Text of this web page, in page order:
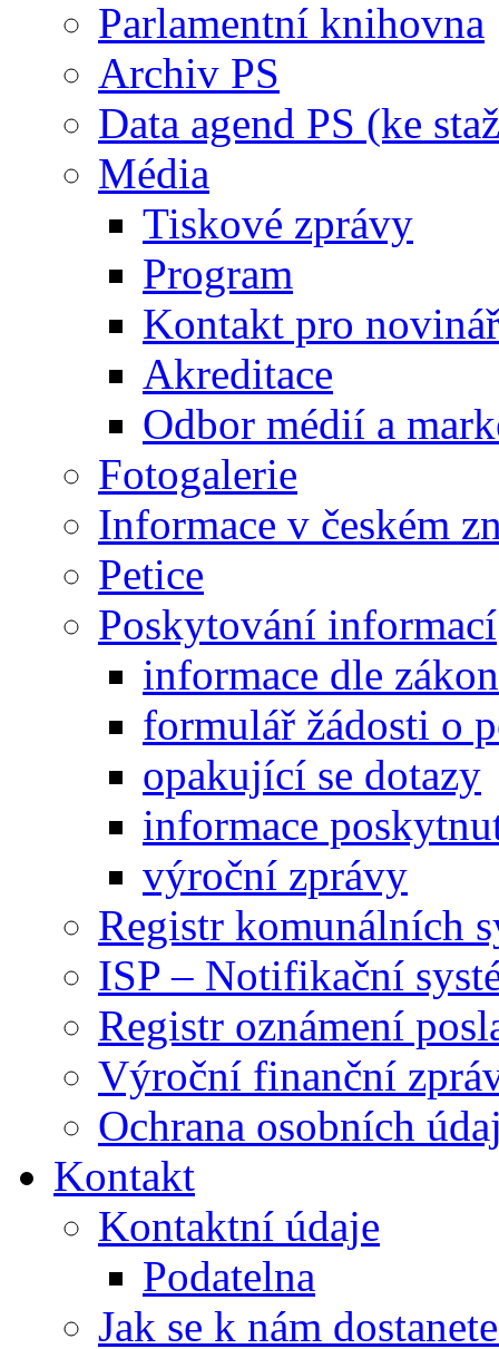
Parlamentní knihovna
Archiv PS
Data agend PS (ke
Média
Tiskové zprávy
Program
Kontakt pro
Akreditace
Odbor médií a
Fotogalerie
Informace v českém
Petice
Poskytování informací
informace dle
formulář žádosti o
opakující se dotazy
informace
výroční zprávy
Registr komunálních
ISP – Notifikační
Registr oznámení
Výroční finanční
Ochrana osobních
Kontakt
Kontaktní údaje
Podatelna
Jak se k nám